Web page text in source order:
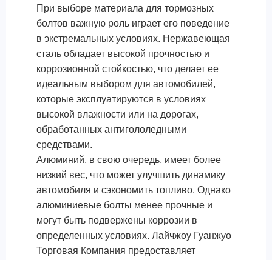
При выборе материала для тормозных
болтов важную роль играет его поведение
в экстремальных условиях. Нержавеющая
сталь обладает высокой прочностью и
коррозионной стойкостью, что делает ее
идеальным выбором для автомобилей,
которые эксплуатируются в условиях
высокой влажности или на дорогах,
обработанных антигололедными
средствами.
Алюминий, в свою очередь, имеет более
низкий вес, что может улучшить динамику
автомобиля и сэкономить топливо. Однако
алюминиевые болты менее прочные и
могут быть подвержены коррозии в
определенных условиях. Лайчжоу Гуанжуо
Торговая Компания предоставляет